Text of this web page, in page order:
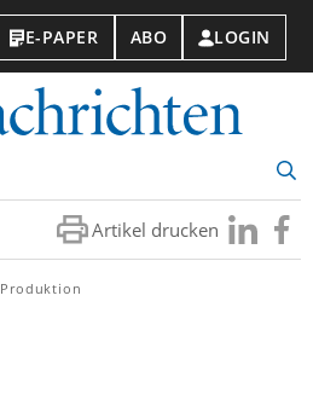
E-PAPER ABO LOGIN
Artikel drucken Besuchen
Sie
Sie
Produktion